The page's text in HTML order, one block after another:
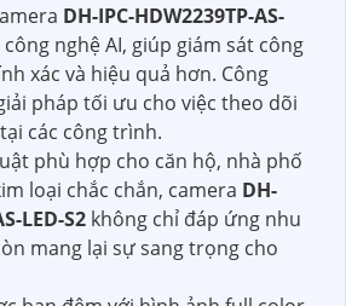
DH-IPC-HDW2239TP-AS-
nghệ AI, giúp giám sát công
xác và hiệu quả hơn. Công
pháp tối ưu cho việc theo dõi
các công trình.
phù hợp cho căn hộ, nhà phố
loại chắc chắn, camera DH-
LED-S2 không chỉ đáp ứng nhu
mang lại sự sang trọng cho